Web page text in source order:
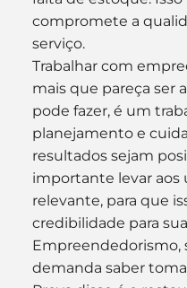
compromete a
serviço.
Trabalhar com
mais que pareça ser
pode fazer, é um
planejamento e
resultados sejam
importante levar aos
relevante, para que
credibilidade para
Empreendedorismo,
demanda saber